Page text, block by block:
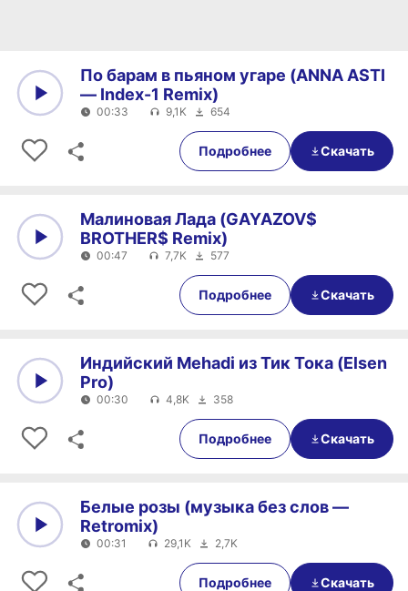
00:33
По барам в пьяном угаре (ANNA ASTI
— Index-1 Remix)
00:33 9,1K 654
Подробнее Скачать
00:47
Малиновая Лада (GAYAZOV$
BROTHER$ Remix)
00:47 7,7K 577
Подробнее Скачать
00:30
Индийский Mehadi из Тик Тока (Elsen
Pro)
00:30 4,8K 358
Подробнее Скачать
00:31
Белые розы (музыка без слов —
Retromix)
00:31 29,1K 2,7K
Подробнее Скачать